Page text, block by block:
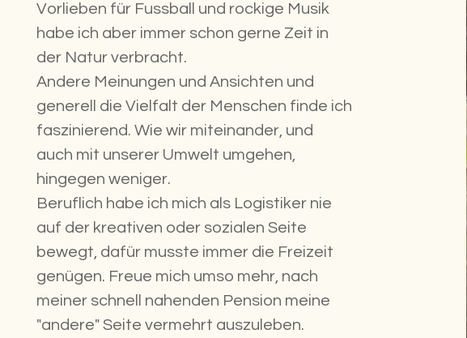
Vorlieben für Fussball und rockige Musik
habe ich aber immer schon gerne Zeit in
der Natur verbracht.
Andere Meinungen und Ansichten und
generell die Vielfalt der Menschen finde ich
faszinierend. Wie wir miteinander, und
auch mit unserer Umwelt umgehen,
hingegen weniger.
Beruflich habe ich mich als Logistiker nie
auf der kreativen oder sozialen Seite
bewegt, dafür musste immer die Freizeit
genügen. Freue mich umso mehr, nach
meiner schnell nahenden Pension meine
"andere" Seite vermehrt auszuleben.